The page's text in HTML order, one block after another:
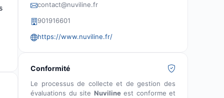
contact@nuviline.fr
901916601
https://www.nuviline.fr/
Conformité
Le processus de collecte et de gestion des
évaluations du site Nuvilineest conforme et